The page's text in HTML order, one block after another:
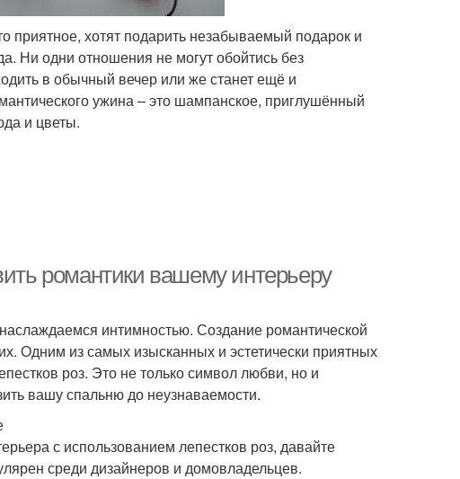
приятное, хотят подарить незабываемый подарок и
Ни одни отношения не могут обойтись без
в обычный вечер или же станет ещё и
ужина – это шампанское, приглушённый
и цветы.
романтики вашему интерьеру
интимностью. Создание романтической
Одним из самых изысканных и эстетически приятных
роз. Это не только символ любви, но и
вашу спальню до неузнаваемости.
с использованием лепестков роз, давайте
среди дизайнеров и домовладельцев.